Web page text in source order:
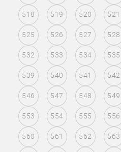
518 519 520 521
525 526 527 528
532 533 534 535
539 540 541 542
546 547 548 549
553 554 555 556
560 561 562 563